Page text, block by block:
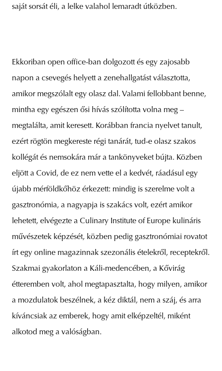
saját sorsát éli, a lelke valahol lemaradt útközben.
Ekkoriban open office-ban dolgozott és egy zajosabb
napon a csevegés helyett a zenehallgatást választotta,
amikor megszólalt egy olasz dal. Valami fellobbant benne,
mintha egy egészen ősi hívás szólította volna meg –
megtalálta, amit keresett. Korábban francia nyelvet tanult,
ezért rögtön megkereste régi tanárát, tud-e olasz szakos
kollégát és nemsokára már a tankönyveket bújta. Közben
eljött a Covid, de ez nem vette el a kedvét, ráadásul egy
újabb mérföldkőhöz érkezett: mindig is szerelme volt a
gasztronómia, a nagyapja is szakács volt, ezért amikor
lehetett, elvégezte a Culinary Institute of Europe kulináris
művészetek képzését, közben pedig gasztronómiai rovatot
írt egy online magazinnak szezonális ételekről, receptekről.
Szakmai gyakorlaton a Káli-medencében, a Kővirág
étteremben volt, ahol megtapasztalta, hogy milyen, amikor
a mozdulatok beszélnek, a kéz diktál, nem a száj, és arra
kíváncsiak az emberek, hogy amit elképzeltél, miként
alkotod meg a valóságban.